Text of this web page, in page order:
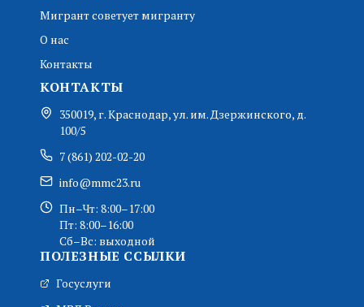
Мигрант советует мигранту
О нас
Контакты
КОНТАКТЫ
350019, г. Краснодар, ул. им. Дзержинского, д.
100/5
7 (861) 202-02-20
info@mmc23.ru
Пн–Чт: 8:00–17:00
Пт: 8:00–16:00
Сб–Вс: выходной
ПОЛЕЗНЫЕ ССЫЛКИ
Госуслуги